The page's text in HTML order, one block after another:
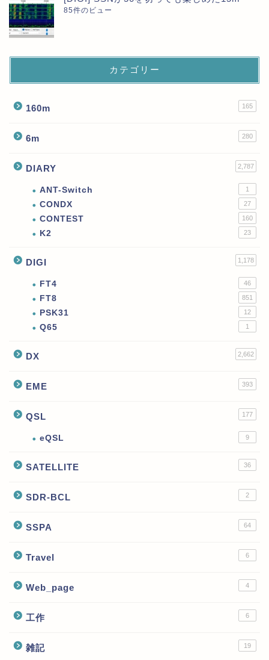
85件のビュー
カテゴリー
160m 165
6m 280
DIARY 2,787
ANT-Switch 1
CONDX 27
CONTEST 160
K2 23
DIGI 1,178
FT4 46
FT8 851
PSK31 12
Q65 1
DX 2,662
EME 393
QSL 177
eQSL 9
SATELLITE 36
SDR-BCL 2
SSPA 64
Travel 6
Web_page 4
工作 6
雑記 19